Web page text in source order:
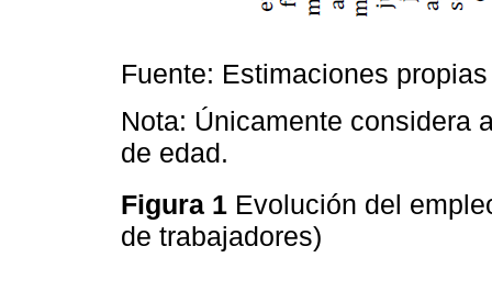
Fuente: Estimaciones
Nota: Únicamente considera
de edad.
Figura 1 Evolución del
de trabajadores)